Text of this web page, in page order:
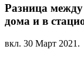
Разница
дома и в
вкл. 30 Март 2021.